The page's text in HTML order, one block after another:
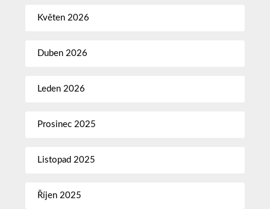
Květen 2026
Duben 2026
Leden 2026
Prosinec 2025
Listopad 2025
Říjen 2025